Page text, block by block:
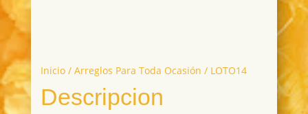
Inicio/ Arreglos Para Toda Ocasión / LOTO14
Descripcion